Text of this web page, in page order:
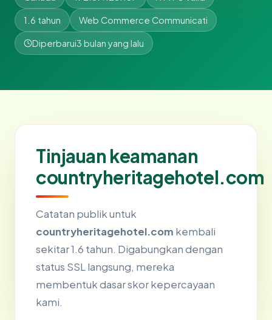
1.6 tahun Web Commerce Communicati
Diperbarui3 bulan yang lalu
Tinjauan keamanan
countryheritagehotel.com
Catatan publik untuk
countryheritagehotel.com kembali
sekitar 1.6 tahun. Digabungkan dengan
status SSL langsung, mereka
membentuk dasar skor kepercayaan
kami.